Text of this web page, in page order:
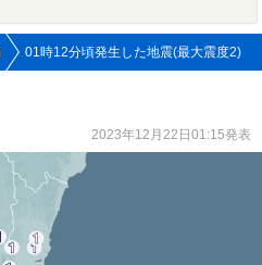
01時12分頃発生した地震(最大震度2)
2023年12月22日01:15発表